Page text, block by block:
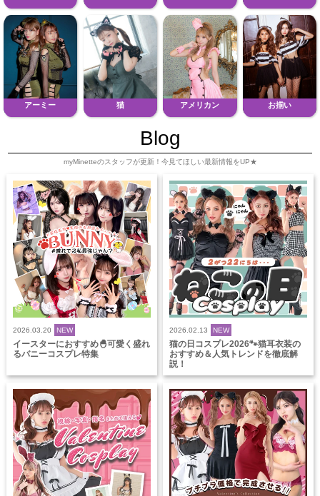
アーミー 猫 アメリカン お揃い
Blog
myMinetteのスタッフが更新！今見てほしい最新情報をUP★
2026.03.20 NEW
イースターにおすすめ🐣可愛く盛れ
るバニーコスプレ特集
2026.02.13 NEW
猫の日コスプレ2026🐾猫耳衣装の
おすすめ＆人気トレンドを徹底解
説！